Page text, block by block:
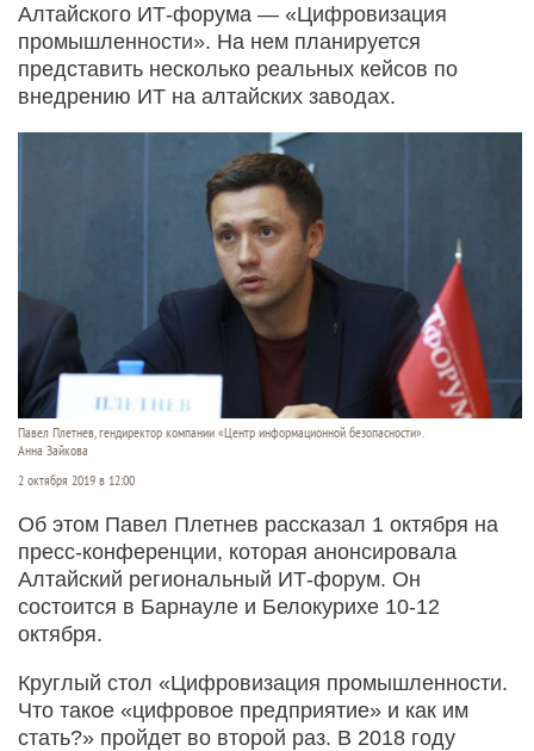
Алтайского ИТ-форума — «Цифровизация
промышленности». На нем планируется
представить несколько реальных кейсов по
внедрению ИТ на алтайских заводах.
Павел Плетнев, гендиректор компании «Центр информационной безопасности».
Анна Зайкова
2 октября 2019 в 12:00
Об этом Павел Плетнев рассказал 1 октября на
пресс-конференции, которая анонсировала
Алтайский региональный ИТ-форум. Он
состоится в Барнауле и Белокурихе 10-12
октября.
Круглый стол «Цифровизация промышленности.
Что такое «цифровое предприятие» и как им
стать?» пройдет во второй раз. В 2018 году